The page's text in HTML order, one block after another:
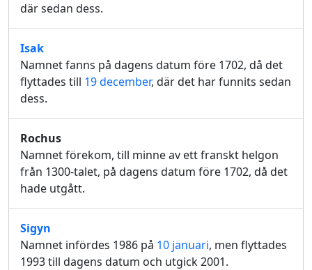
där sedan dess.
Isak
Namnet fanns på dagens datum före 1702, då det
flyttades till 19 december, där det har funnits sedan
dess.
Rochus
Namnet förekom, till minne av ett franskt helgon
från 1300-talet, på dagens datum före 1702, då det
hade utgått.
Sigyn
Namnet infördes 1986 på 10 januari, men flyttades
1993 till dagens datum och utgick 2001.